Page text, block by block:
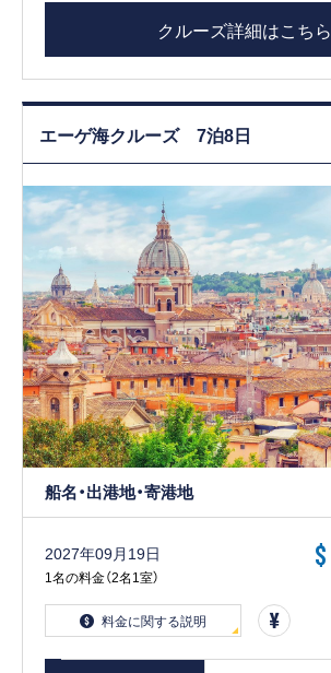
クルーズ詳細はこちら
エーゲ海クルーズ 7泊8日
船名・出港地・寄港地
2027年09月19日
1名の料金（2名1室）
$
料金に関する説明